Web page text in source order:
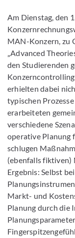
Am Dienstag, den
MAN-Konzern, zu
„Advanced
den Studierenden
erhielten dabei
typischen
erarbeiteten
verschiedene
operative Planung
schlugen
(ebenfalls fiktiven)
Ergebnis: Selbst
Markt- und
Planung durch die